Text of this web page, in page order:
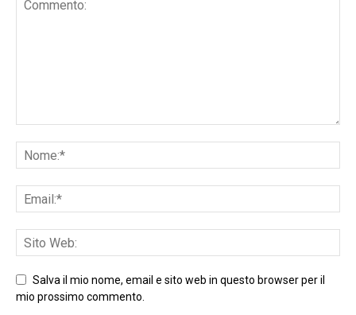
Salva il mio nome, email e sito web in questo browser per il
mio prossimo commento.